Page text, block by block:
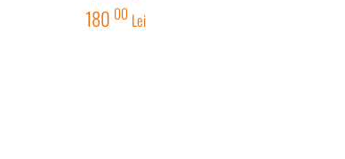
180 00 Lei